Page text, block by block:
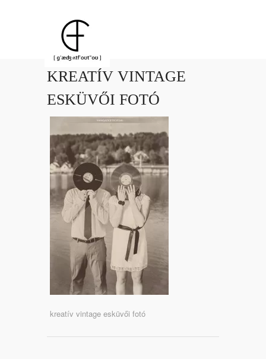
KREATÍV VINTAGE
ESKÜVŐI FOTÓ
kreatív vintage esküvői fotó